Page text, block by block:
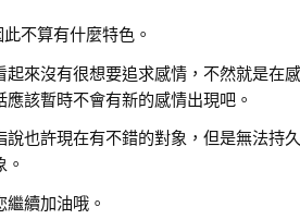
不算有什麼特色。
來沒有很想要追求感情，不然就是在
該暫時不會有新的感情出現吧。
也許現在有不錯的對象，但是無法持
續加油哦。